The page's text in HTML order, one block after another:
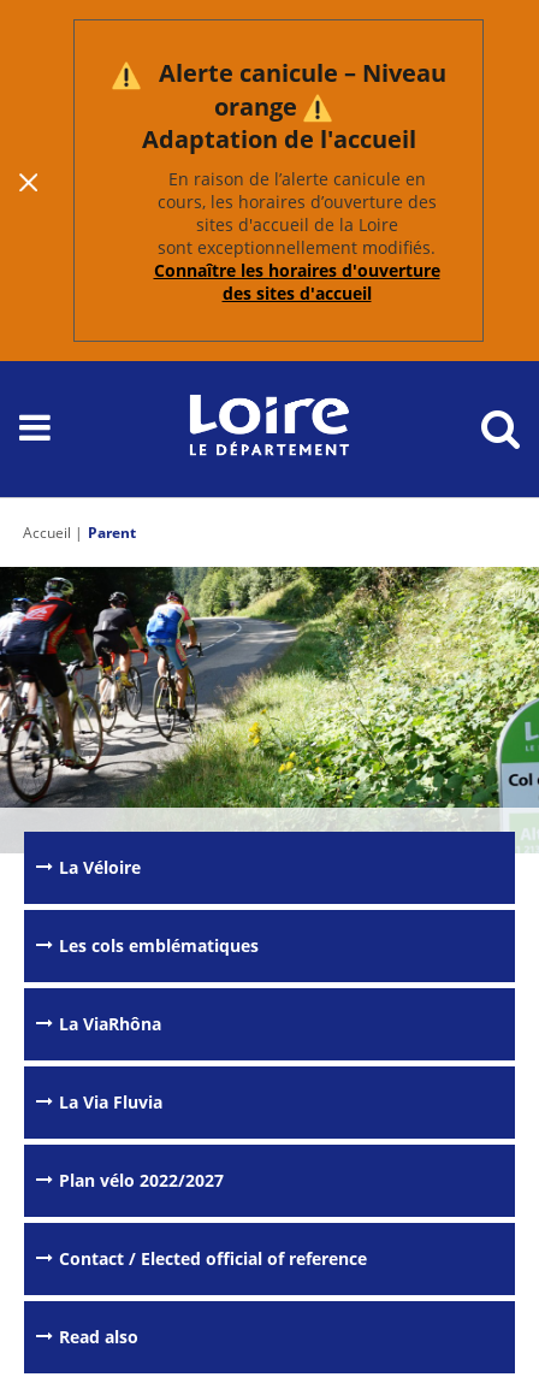
Alerte canicule – Niveau
orange
Adaptation de l'accueil
En raison de l’alerte canicule en
cours, les horaires d’ouverture des
sites d'accueil de la Loire
sont exceptionnellement modifiés.
Connaître les horaires d'ouverture
des sites d'accueil
Accueil Parent
La Véloire
Les cols emblématiques
La ViaRhôna
La Via Fluvia
Plan vélo 2022/2027
Contact / Elected official of reference
Read also
outils de
d'impression